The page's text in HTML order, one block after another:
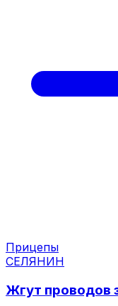
Прицепы
СЕЛЯНИН
Жгут проводов